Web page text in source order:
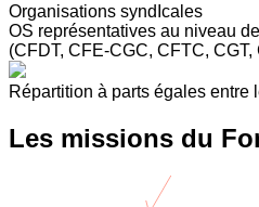
Organisations syndIcales
OS représentatives au niveau
(CFDT, CFE-CGC, CFTC, CGT,
Répartition à parts égales entre
Les missions du